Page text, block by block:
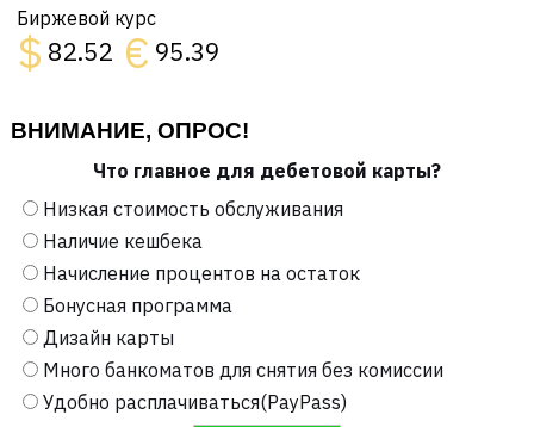
Биржевой курс
$ 82.52 € 95.39
ВНИМАНИЕ, ОПРОС!
Что главное для дебетовой карты?
Низкая стоимость обслуживания
Наличие кешбека
Начисление процентов на остаток
Бонусная программа
Дизайн карты
Много банкоматов для снятия без комиссии
Удобно расплачиваться(PayPass)